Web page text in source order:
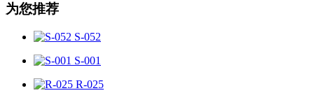
为您推荐
S-052
S-001
R-025